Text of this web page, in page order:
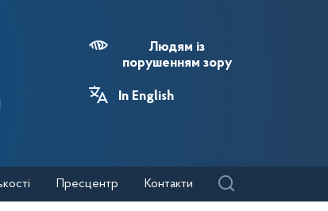
Людям із
порушенням зору
In English
Пресцентр Контакти